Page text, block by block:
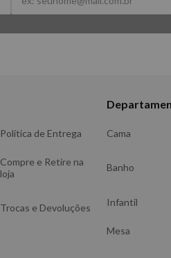
Política de Entrega
Compre e Retire na
loja
Trocas e Devoluções
Cama
Banho
Infantil
Mesa